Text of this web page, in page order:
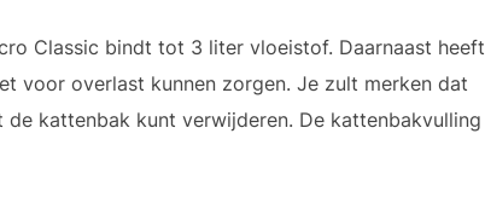
Classic bindt tot 3 liter vloeistof. Daarnaast heeft
voor overlast kunnen zorgen. Je zult merken dat
kattenbak kunt verwijderen. De kattenbakvulling